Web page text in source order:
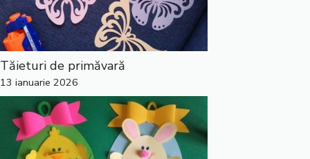
Tăieturi de primăvară
13 ianuarie 2026